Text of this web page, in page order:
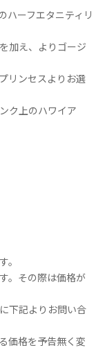
ハーフエタニティリ
加え、よりゴージ
リンセスよりお選
ク上のハワイア
。その際は価格が
下記よりお問い合
価格を予告無く変